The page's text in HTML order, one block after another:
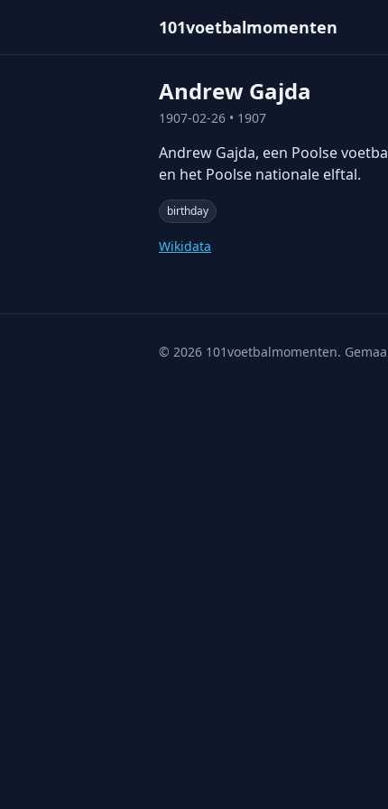
101voetbalmomenten
Andrew Gajda
1907-02-26 • 1907
Andrew Gajda, een Poolse
en het Poolse nationale elftal.
birthday
Wikidata
© 2026 101voetbalmomenten.